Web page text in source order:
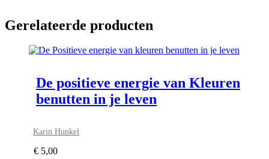
Gerelateerde producten
De positieve energie van Kleuren
benutten in je leven
Karin Hunkel
€ 5,00